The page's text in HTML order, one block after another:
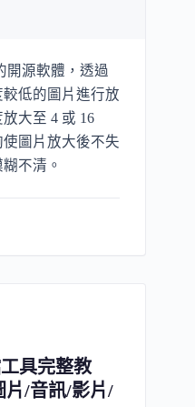
開源軟體，透過
低的圖片進行放
大至 4 或 16
圖片放大後不失
不清。
具完整教
片/音訊/影片/